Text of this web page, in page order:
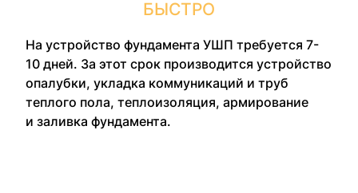
БЫСТРО
На устройство фундамента УШП требуется 7-
10 дней. За этот срок производится устройство
опалубки, укладка коммуникаций и труб
теплого пола, теплоизоляция, армирование
и заливка фундамента.